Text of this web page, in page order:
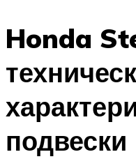
Honda
подвески